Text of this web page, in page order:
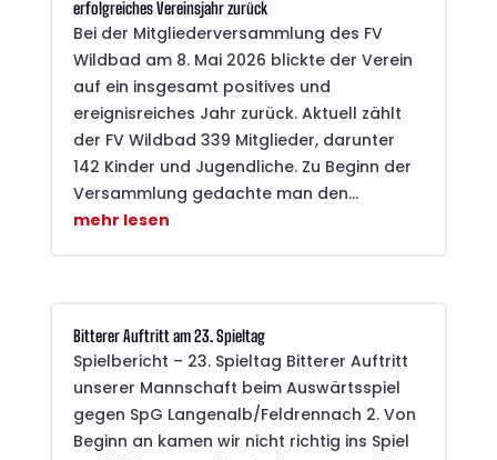
erfolgreiches Vereinsjahr zurück
Bei der Mitgliederversammlung des FV
Wildbad am 8. Mai 2026 blickte der Verein
auf ein insgesamt positives und
ereignisreiches Jahr zurück. Aktuell zählt
der FV Wildbad 339 Mitglieder, darunter
142 Kinder und Jugendliche. Zu Beginn der
Versammlung gedachte man den...
mehr lesen
Bitterer Auftritt am 23. Spieltag
Spielbericht – 23. Spieltag Bitterer Auftritt
unserer Mannschaft beim Auswärtsspiel
gegen SpG Langenalb/Feldrennach 2. Von
Beginn an kamen wir nicht richtig ins Spiel